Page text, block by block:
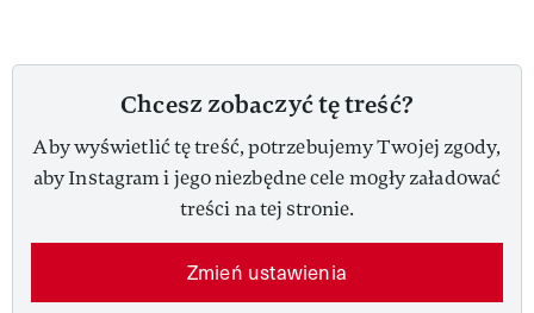
Chcesz zobaczyć tę treść?
Aby wyświetlić tę treść, potrzebujemy Twojej zgody,
aby Instagram i jego niezbędne cele mogły załadować
treści na tej stronie.
Zmień ustawienia